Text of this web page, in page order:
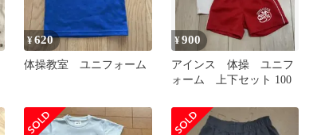
¥620
体操教室 ユニフォーム
¥900
アインス 体操 ユニフ
ォーム 上下セット 100